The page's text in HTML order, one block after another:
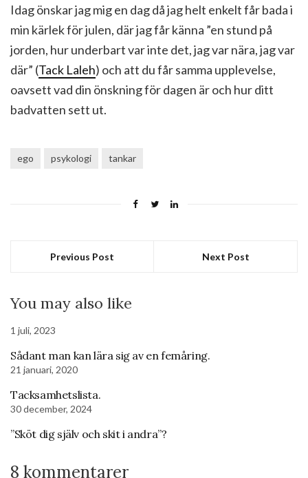
Idag önskar jag mig en dag då jag helt enkelt får bada i
min kärlek för julen, där jag får känna ”en stund på
jorden, hur underbart var inte det, jag var nära, jag var
där” (Tack Laleh) och att du får samma upplevelse,
oavsett vad din önskning för dagen är och hur ditt
badvatten sett ut.
ego psykologi tankar
Previous Post Next Post
You may also like
1 juli, 2023
Sådant man kan lära sig av en femåring.
21 januari, 2020
Tacksamhetslista.
30 december, 2024
”Sköt dig själv och skit i andra”?
8 kommentarer